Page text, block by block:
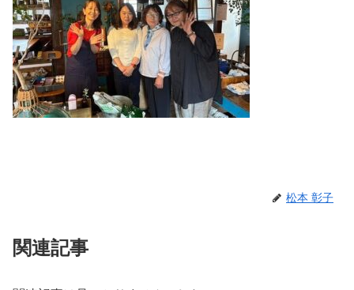
松本 彰子
関連記事